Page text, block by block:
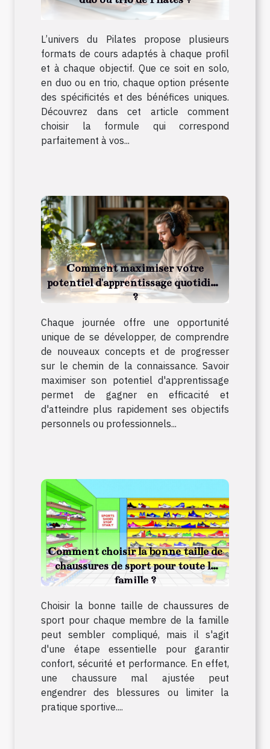
L’univers du Pilates propose plusieurs
formats de cours adaptés à chaque profil
et à chaque objectif. Que ce soit en solo,
en duo ou en trio, chaque option présente
des spécificités et des bénéfices uniques.
Découvrez dans cet article comment
choisir la formule qui correspond
parfaitement à vos...
Comment maximiser votre
potentiel d'apprentissage quotidien
?
Chaque journée offre une opportunité
unique de se développer, de comprendre
de nouveaux concepts et de progresser
sur le chemin de la connaissance. Savoir
maximiser son potentiel d'apprentissage
permet de gagner en efficacité et
d'atteindre plus rapidement ses objectifs
personnels ou professionnels...
Comment choisir la bonne taille de
chaussures de sport pour toute la
famille ?
Choisir la bonne taille de chaussures de
sport pour chaque membre de la famille
peut sembler compliqué, mais il s'agit
d'une étape essentielle pour garantir
confort, sécurité et performance. En effet,
une chaussure mal ajustée peut
engendrer des blessures ou limiter la
pratique sportive....